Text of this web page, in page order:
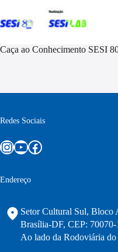
Caça ao Conhecimento SESI
Redes Sociais
Instagram
Youtube
Facebook
Endereço
Setor Cultural Sul, Bloco
Brasília-DF, CEP: 70070-
Ao lado da Rodoviária